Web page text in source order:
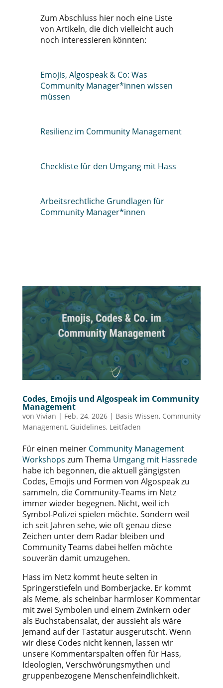
Zum Abschluss hier noch eine Liste
von Artikeln, die dich vielleicht auch
noch interessieren könnten:
Emojis, Algospeak & Co: Was
Community Manager*innen wissen
müssen
Resilienz im Community Management
Checkliste für den Umgang mit Hass
Arbeitsrechtliche Grundlagen für
Community Manager*innen
Codes, Emojis und Algospeak im Community
Management
von Vivian | Feb. 24, 2026| Basis Wissen, Community
Management, Guidelines, Leitfaden
Für einen meiner Community Management
Workshops zum Thema Umgang mit Hassrede
habe ich begonnen, die aktuell gängigsten
Codes, Emojis und Formen von Algospeak zu
sammeln, die Community-Teams im Netz
immer wieder begegnen. Nicht, weil ich
Symbol-Polizei spielen möchte. Sondern weil
ich seit Jahren sehe, wie oft genau diese
Zeichen unter dem Radar bleiben und
Community Teams dabei helfen möchte
souverän damit umzugehen.
Hass im Netz kommt heute selten in
Springerstiefeln und Bomberjacke. Er kommt
als Meme, als scheinbar harmloser Kommentar
mit zwei Symbolen und einem Zwinkern oder
als Buchstabensalat, der aussieht als wäre
jemand auf der Tastatur ausgerutscht. Wenn
wir diese Codes nicht kennen, lassen wir
unsere Kommentarspalten offen für Hass,
Ideologien, Verschwörungsmythen und
gruppenbezogene Menschenfeindlichkeit.